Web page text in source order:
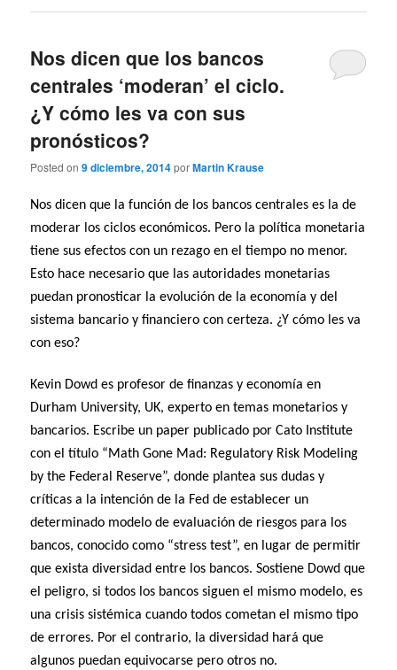
Nos dicen que los bancos
centrales ‘moderan’ el ciclo.
¿Y cómo les va con sus
pronósticos?
Posted on9 diciembre, 2014porMartin Krause
Nos dicen que la función de los bancos centrales es la de
moderar los ciclos económicos. Pero la política monetaria
tiene sus efectos con un rezago en el tiempo no menor.
Esto hace necesario que las autoridades monetarias
puedan pronosticar la evolución de la economía y del
sistema bancario y financiero con certeza. ¿Y cómo les va
con eso?
Kevin Dowd es profesor de finanzas y economía en
Durham University, UK, experto en temas monetarios y
bancarios. Escribe un paper publicado por Cato Institute
con el título “Math Gone Mad: Regulatory Risk Modeling
by the Federal Reserve”, donde plantea sus dudas y
críticas a la intención de la Fed de establecer un
determinado modelo de evaluación de riesgos para los
bancos, conocido como “stress test”, en lugar de permitir
que exista diversidad entre los bancos. Sostiene Dowd que
el peligro, si todos los bancos siguen el mismo modelo, es
una crisis sistémica cuando todos cometan el mismo tipo
de errores. Por el contrario, la diversidad hará que
algunos puedan equivocarse pero otros no.